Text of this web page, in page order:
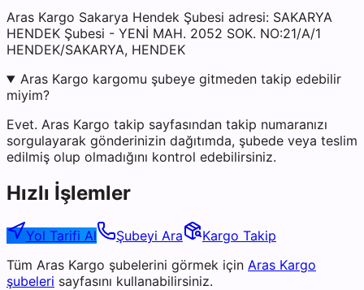
Aras Kargo Sakarya Hendek Şubesi adresi: SAKARYA
HENDEK Şubesi - YENİ MAH. 2052 SOK. NO:21/A/1
HENDEK/SAKARYA, HENDEK
Aras Kargo kargomu şubeye gitmeden takip edebilir
miyim?
Evet. Aras Kargo takip sayfasından takip numaranızı
sorgulayarak gönderinizin dağıtımda, şubede veya teslim
edilmiş olup olmadığını kontrol edebilirsiniz.
Hızlı İşlemler
Yol Tarifi Al Şubeyi Ara
Kargo Takip
Tüm Aras Kargo şubelerini görmek için Aras Kargo
şubeleri sayfasını kullanabilirsiniz.